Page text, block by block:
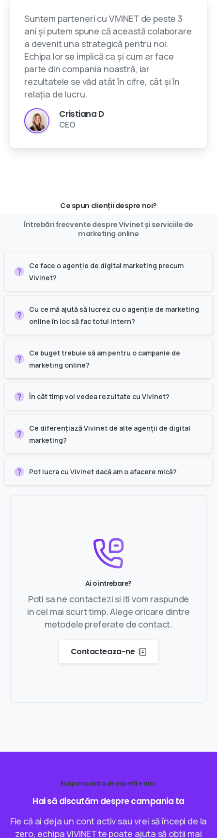
Suntem parteneri cu VIVINET de peste 3
ani și putem spune că această colaborare
a devenit una strategică pentru noi.
Echipa lor se implică ca și cum ar face
parte din compania noastră, iar
rezultatele se văd atât în cifre, cât și în
relația de lucru.
Cristiana D
CEO
Ce spun clienții despre noi?
Întrebări frecvente despreVivinetși serviciile de
marketing online
Ce face o agenție de digital marketing precum
Vivinet?
Cu ce mă ajută să lucrez cu o agenție de marketing
online în loc să fac totul intern?
Ce buget trebuie să am pentru o campanie de
marketing online?
În cât timp voi vedea rezultate cu Vivinet?
Ce diferențiază Vivinet de alte agenții de digital
marketing?
Pot lucra cu Vivinet dacă am o afacere mică?
Ai o intrebare?
Poti sa ne contactezi si iti vom raspunde
in cel mai scurt timp. Alege oricare dintre
metodele preferate de contact.
Contacteaza-ne
Echpa noastra de experti e aici
Haisă discutăm desprecampania ta
Fie că ai deja un cont activ sau vrei să începi de la
zero, echipa VIVINET te poate ajuta să obții mai